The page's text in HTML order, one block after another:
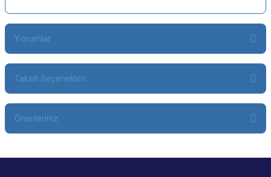
Yorumlar
Bu ürüne ilk yorumu siz yapın!
Taksit Seçenekleri
Önerileriniz